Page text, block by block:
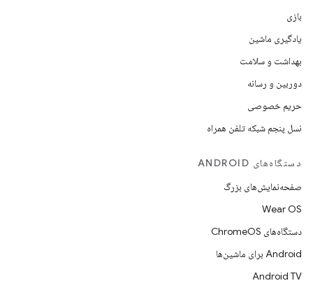
بازی
یادگیری ماشین
بهداشت و سلامت
دوربین و رسانه
حریم خصوصی
نسل پنجم شبکه تلفن همراه
دستگاه‌های ANDROID
صفحه‌نمایش‌های بزرگ
Wear OS
دستگاه‌های ChromeOS
Android برای ماشین‌ها
Android TV